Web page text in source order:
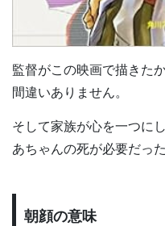
監督がこの映画で描きた
間違いありません。
そして家族が心を一つに
あちゃんの死が必要だった
朝顔の意味